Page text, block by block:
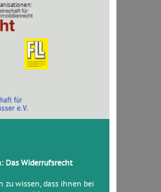
Das Widerrufsrecht
zu wissen, dass ihnen bei